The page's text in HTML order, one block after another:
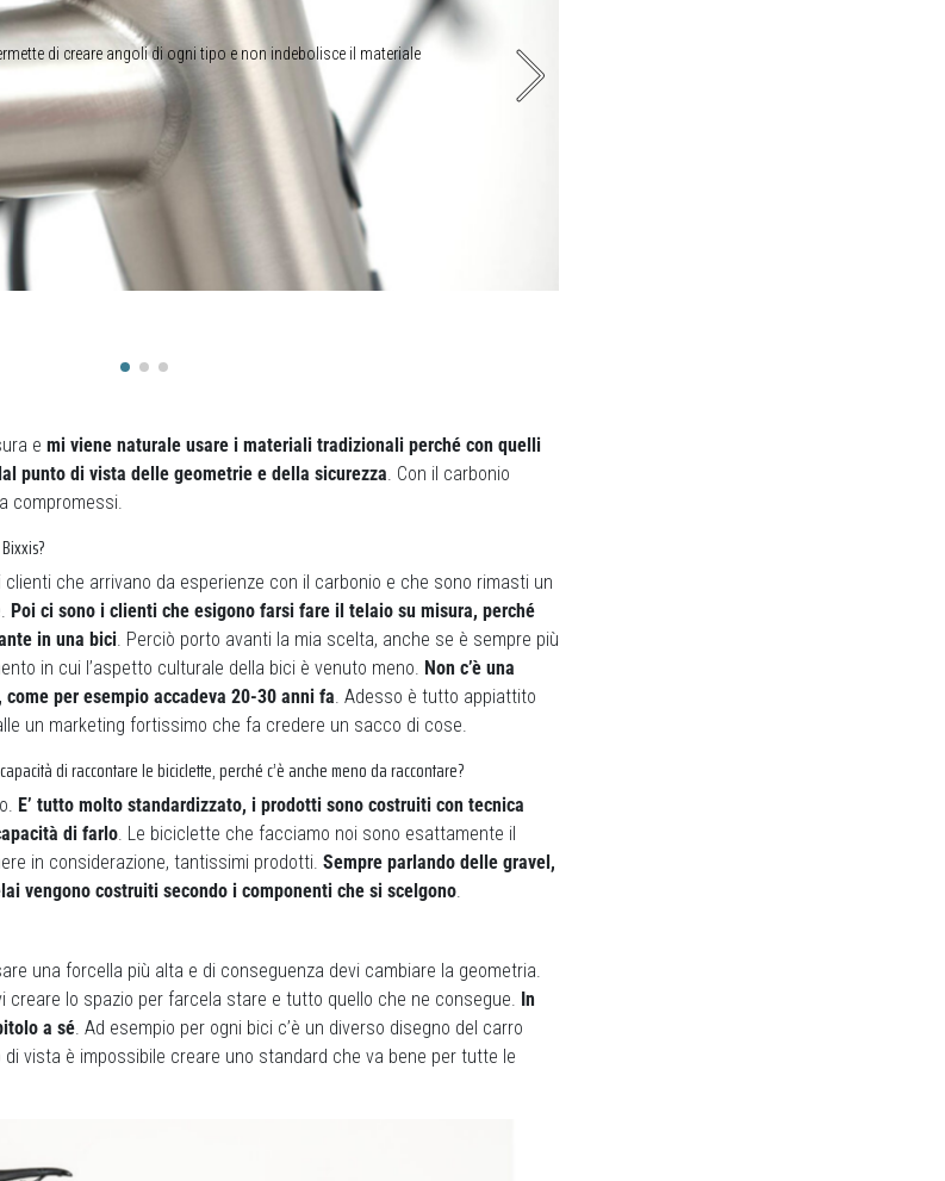
di creare angoli di ogni tipo e non indebolisce il materiale
e mi viene naturale usare i materiali tradizionali perché con quelli
punto di vista delle geometrie e della sicurezza. Con il carbonio
compromessi.
clienti che arrivano da esperienze con il carbonio e che sono rimasti un
Poi ci sono i clienti che esigono farsi fare il telaio su misura, perché
in una bici. Perciò porto avanti la mia scelta, anche se è sempre più
in cui l’aspetto culturale della bici è venuto meno. Non c’è una
per esempio accadeva 20-30 anni fa. Adesso è tutto appiattito
un marketing fortissimo che fa credere un sacco di cose.
di raccontare le biciclette, perché c’è anche meno da raccontare?
E’ tutto molto standardizzato, i prodotti sono costruiti con tecnica
di farlo. Le biciclette che facciamo noi sono esattamente il
in considerazione, tantissimi prodotti. Sempre parlando delle gravel,
vengono costruiti secondo i componenti che si scelgono.
una forcella più alta e di conseguenza devi cambiare la geometria.
creare lo spazio per farcela stare e tutto quello che ne consegue. In
a sé. Ad esempio per ogni bici c’è un diverso disegno del carro
vista è impossibile creare uno standard che va bene per tutte le